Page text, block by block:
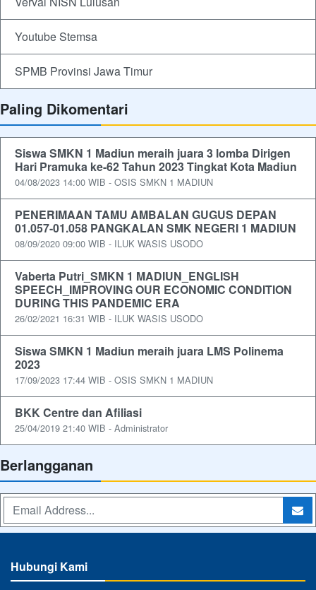
Youtube Stemsa
SPMB Provinsi Jawa Timur
Paling Dikomentari
Siswa SMKN 1 Madiun meraih juara 3 lomba Dirigen
Hari Pramuka ke-62 Tahun 2023 Tingkat Kota Madiun
04/08/2023 14:00 WIB - OSIS SMKN 1 MADIUN
PENERIMAAN TAMU AMBALAN GUGUS DEPAN
01.057-01.058 PANGKALAN SMK NEGERI 1 MADIUN
08/09/2020 09:00 WIB - ILUK WASIS USODO
Vaberta Putri_SMKN 1 MADIUN_ENGLISH
SPEECH_IMPROVING OUR ECONOMIC CONDITION
DURING THIS PANDEMIC ERA
26/02/2021 16:31 WIB - ILUK WASIS USODO
Siswa SMKN 1 Madiun meraih juara LMS Polinema
2023
17/09/2023 17:44 WIB - OSIS SMKN 1 MADIUN
BKK Centre dan Afiliasi
25/04/2019 21:40 WIB - Administrator
Berlangganan
Hubungi Kami